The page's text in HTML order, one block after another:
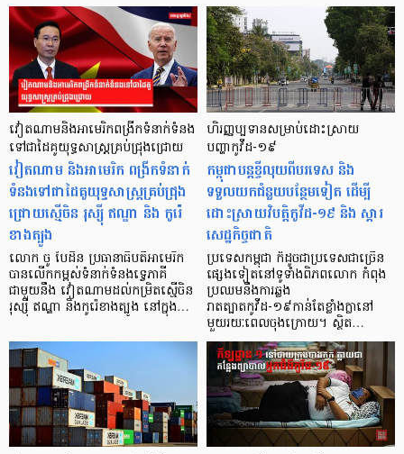
វៀតណាមនិងអាមេរិកពង្រីកទំនាក់ទំនង
ទៅជាដៃគូយុទ្ធសាស្រ្តគ្រប់ជ្រុងជ្រោយ
វៀតណាម និងអាមេរិក ពង្រីកទំនាក់
ទំនងទៅជាដៃគូយុទ្ធសាស្ត្រគ្រប់ជ្រុង
ជ្រោយស្មើចិន រុស្ស៊ី ឥណ្ឌា និង កូរ៉េ
ខាងត្បូង
លោក ចូ បៃដិន ប្រធានាធិបតីអាមេរិក
បានលើកកម្ពស់ទំនាក់ទំនងទ្វេភាគី
ជាមួយនឹង វៀតណាមដល់កម្រិតស្មើចិន
រុស្ស៊ី ឥណ្ឌា និងកូរ៉េខាងត្បូង នៅក្នុង…
ហិរញ្ញប្បទាន​សម្រាប់​ដោះស្រាយ
បញ្ហាកូវីដ-១៩
កម្ពុជាបន្ដខ្ចីលុយពីបរទេស និង
ទទួលយកជំនួយបន្ថែមទៀត ដើម្បី
ដោះស្រាយវិបត្តិកូវីដ-១៩ និង ស្តារ
សេដ្ឋកិច្ចជាតិ
ប្រទេសកម្ពុជា ក៏ដូចជាប្រទេសជាច្រើន
ផ្សេងទៀតនៅទូទាំងពិភពលោក កំពុង
ប្រឈមនឹងការឆ្លង
រាតត្បាតកូវីដ-១៩កាន់តែខ្លាំងក្លានៅ
មួយរយៈពេលចុងក្រោយ។ ស្ថិត…